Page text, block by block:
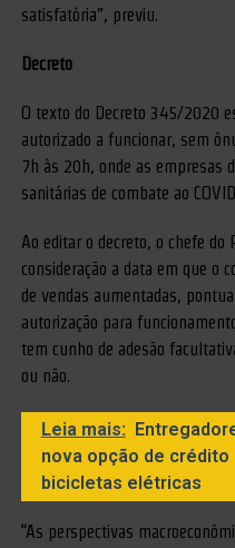
satisfatória”, previu.
Decreto
O texto do Decreto 345/2020
autorizado a funcionar, sem
7h às 20h, onde as empresas
sanitárias de combate ao
Ao editar o decreto, o chefe do
consideração a data em que o
de vendas aumentadas,
autorização para
tem cunho de adesão
ou não.
Leia mais:
nova opção de crédito
bicicletas elétricas
“As perspectivas